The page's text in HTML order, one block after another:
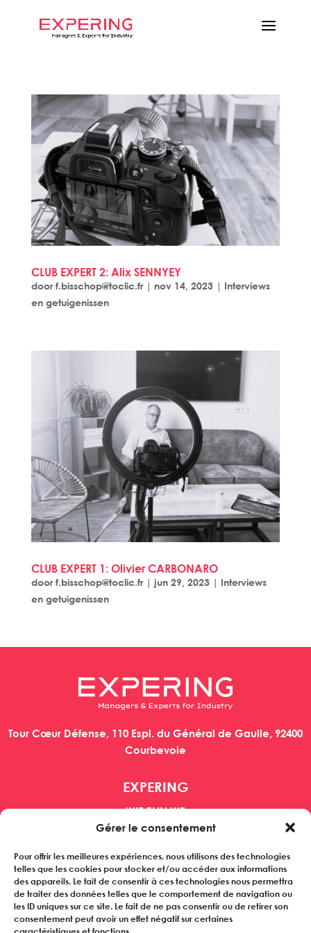
Gérer le consentement
Pour offrir les meilleures expériences, nous utilisons des technologies
telles que les cookies pour stocker et/ou accéder aux informations
des appareils. Le fait de consentir à ces technologies nous permettra
de traiter des données telles que le comportement de navigation ou
les ID uniques sur ce site. Le fait de ne pas consentir ou de retirer son
consentement peut avoir un effet négatif sur certaines
CLUB EXPERT 2: Alix SENNYEY
doorf.bisschop@toclic.fr| nov 14, 2023| Interviews
en getuigenissen
CLUB EXPERT 1: Olivier CARBONARO
doorf.bisschop@toclic.fr| jun 29, 2023| Interviews
en getuigenissen
Tour Cœur Défense, 110 Espl. du Général de Gaulle, 92400
Courbevoie
EXPERING
WIE ZIJN WE
MANAGERS
REFERENTIES
NIEUWS
Abonneer je op onze nieuwsbrief